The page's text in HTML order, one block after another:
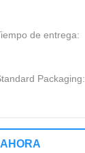
de entrega:
Packaging: